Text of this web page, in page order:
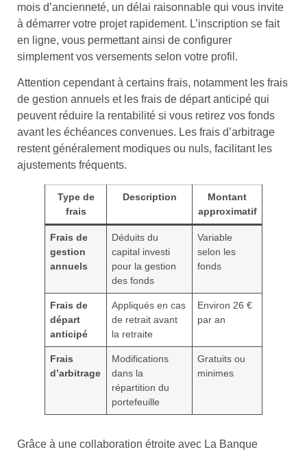
mois d’ancienneté, un délai raisonnable qui vous invite
à démarrer votre projet rapidement. L’inscription se fait
en ligne, vous permettant ainsi de configurer
simplement vos versements selon votre profil.
Attention cependant à certains frais, notamment les frais
de gestion annuels et les frais de départ anticipé qui
peuvent réduire la rentabilité si vous retirez vos fonds
avant les échéances convenues. Les frais d’arbitrage
restent généralement modiques ou nuls, facilitant les
ajustements fréquents.
Type de
frais
Description
Montant
approximatif
Frais de
gestion
annuels
Déduits du
capital investi
pour la gestion
des fonds
Variable
selon les
fonds
Frais de
départ
anticipé
Appliqués en cas
de retrait avant
la retraite
Environ 26 €
par an
Frais
d’arbitrage
Modifications
dans la
répartition du
portefeuille
Gratuits ou
minimes
Grâce à une collaboration étroite avec La Banque